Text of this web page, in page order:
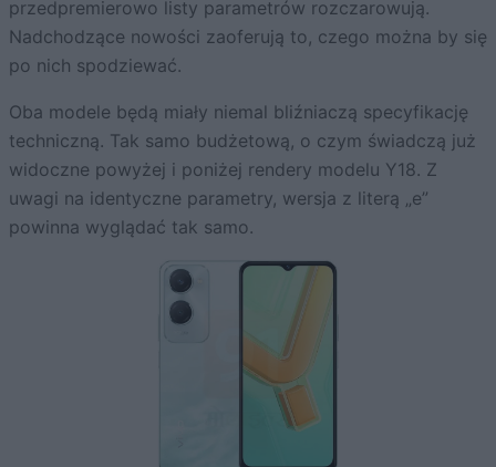
przedpremierowo listy parametrów rozczarowują.
Nadchodzące nowości zaoferują to, czego można by się
po nich spodziewać.
Oba modele będą miały niemal bliźniaczą specyfikację
techniczną. Tak samo budżetową, o czym świadczą już
widoczne powyżej i poniżej rendery modelu Y18. Z
uwagi na identyczne parametry, wersja z literą „e”
powinna wyglądać tak samo.